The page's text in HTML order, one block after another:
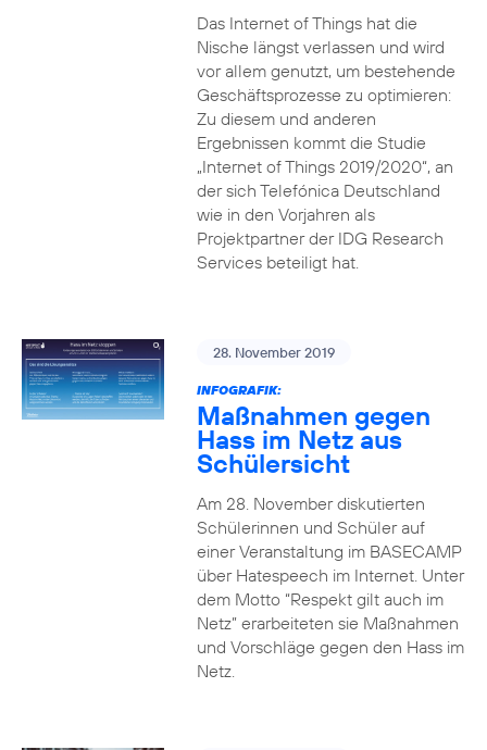
Das Internet of Things hat die
Nische längst verlassen und wird
vor allem genutzt, um bestehende
Geschäftsprozesse zu optimieren:
Zu diesem und anderen
Ergebnissen kommt die Studie
„Internet of Things 2019/2020“, an
der sich Telefónica Deutschland
wie in den Vorjahren als
Projektpartner der IDG Research
Services beteiligt hat.
28. November 2019
INFOGRAFIK:
Maßnahmen gegen
Hass im Netz aus
Schülersicht
Am 28. November diskutierten
Schülerinnen und Schüler auf
einer Veranstaltung im BASECAMP
über Hatespeech im Internet. Unter
dem Motto “Respekt gilt auch im
Netz” erarbeiteten sie Maßnahmen
und Vorschläge gegen den Hass im
Netz.